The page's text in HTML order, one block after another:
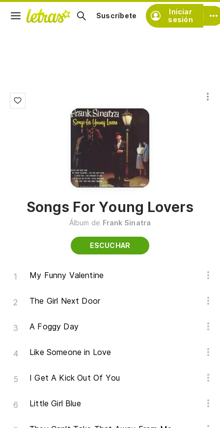
Iniciar
sesión
Suscríbete
Songs For Young Lovers
Álbum de Frank Sinatra
ESCUCHAR
My Funny Valentine
The Girl Next Door
A Foggy Day
Like Someone in Love
I Get A Kick Out Of You
Little Girl Blue